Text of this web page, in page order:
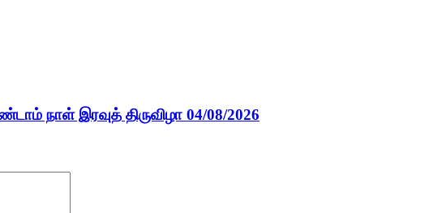
நாள் இரவுத் திருவிழா 04/08/2026